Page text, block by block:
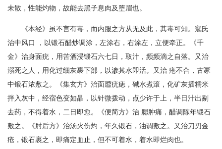
未散，性能灼物，故能去黑子息肉及堕眉也。
《本经》虽不言有毒，而内服之方从无及此，其毒可知。寇氏
治中风口 ，以锻石醋炒调涂，左涂右，右涂左，立便牵正。《千
金》治身面疣，用苦酒浸锻石六七日，取汁，频频滴之自落。又治
溺死之人，用化过细灰裹下部，以渗其水即活。又治 疮不合，古冢
中锻石浓敷之。《集玄方》治面靥疣痣，碱水煮滚，化矿灰插糯米
拌入灰中，经宿色变如晶，以针微拨动，点少许于上，半日汁出剔
去药，不得着水，二日即愈。《便简方》治 腮肿痛，醋调陈年锻石
敷之。《肘后方》治汤火伤灼，年久锻石，油调敷之。又治刀刃金
疮，锻石裹之，即痛定血止，但不可着水，着水即烂肉也。